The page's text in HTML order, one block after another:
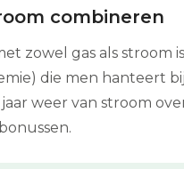
combineren
zowel gas als stroom
die men hanteert
weer van stroom